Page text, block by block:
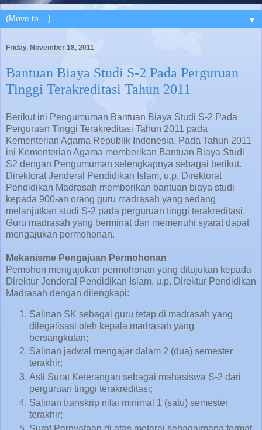
▼
Friday, November 18, 2011
Bantuan Biaya Studi S-2 Pada Perguruan
Tinggi Terakreditasi Tahun 2011
Berikut ini Pengumuman Bantuan Biaya Studi S-2 Pada
Perguruan Tinggi Terakreditasi Tahun 2011 pada
Kementerian Agama Republik Indonesia. Pada Tahun 2011
ini Kementerian Agama memberikan Bantuan Biaya Studi
S2 dengan Pengumuman selengkapnya sebagai berikut.
Direktorat Jenderal Pendidikan Islam, u.p. Direktorat
Pendidikan Madrasah memberikan bantuan biaya studi
kepada 900-an orang guru madrasah yang sedang
melanjutkan studi S-2 pada perguruan tinggi terakreditasi.
Guru madrasah yang berminat dan memenuhi syarat dapat
mengajukan permohonan.
Mekanisme Pengajuan Permohonan
Pemohon mengajukan permohonan yang ditujukan kepada
Direktur Jenderal Pendidikan Islam, u.p. Direktur Pendidikan
Madrasah dengan dilengkapi:
Salinan SK sebagai guru tetap di madrasah yang
dilegalisasi oleh kepala madrasah yang
bersangkutan;
Salinan jadwal mengajar dalam 2 (dua) semester
terakhir;
Asli Surat Keterangan sebagai mahasiswa S-2 dari
perguruan tinggi terakreditasi;
Salinan transkrip nilai minimal 1 (satu) semester
terakhir;